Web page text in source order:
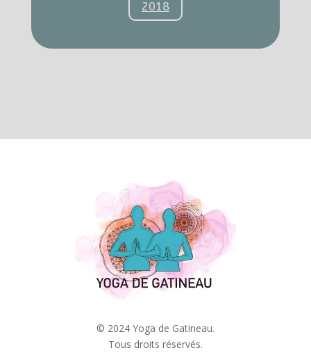
2018
© 2024 Yoga de Gatineau.
Tous droits réservés.